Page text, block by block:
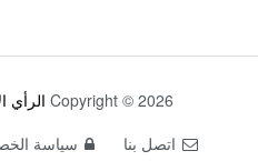
Copyright © 2026 الرأي
اتصل بنا
سياسة